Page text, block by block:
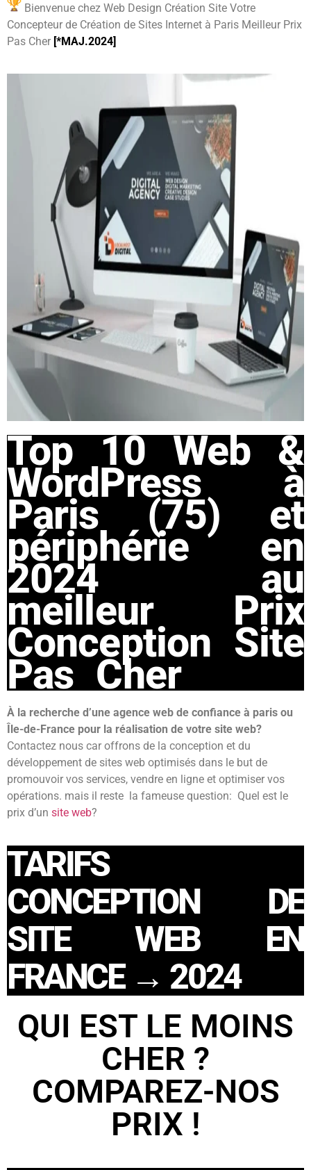
Bienvenue chez Web Design Création Site Votre
Concepteur de Création de Sites Internet à Paris Meilleur Prix
Pas Cher [*MAJ.2024]
Top 10 Web &
WordPress à
Paris (75) et
périphérie en
2024 au
meilleur Prix
Conception Site
Pas Cher
À la recherche d’une agence web de confiance à paris ou
Île-de-France pour la réalisation de votre site web?
Contactez nous car offrons de la conception et du
développement de sites web optimisés dans le but de
promouvoir vos services, vendre en ligne et optimiser vos
opérations. mais il reste
la fameuse question: Quel est le
prix d’un site web?
TARIFS
CONCEPTION DE
SITE WEB EN
FRANCE → 2024
QUI EST LE MOINS
CHER ?
COMPAREZ-NOS
PRIX !